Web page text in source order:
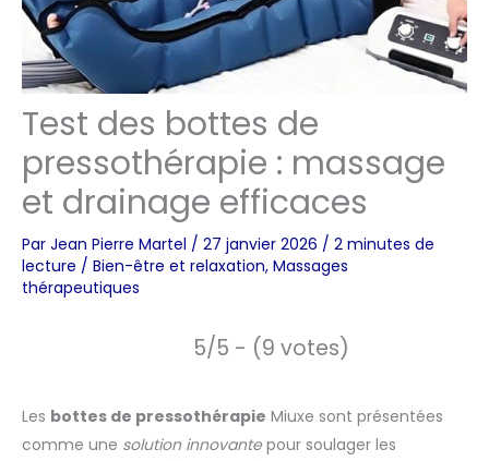
Test des bottes de
pressothérapie : massage
et drainage efficaces
Par Jean Pierre Martel / 27 janvier 2026 / 2 minutes de
lecture / Bien-être et relaxation, Massages
thérapeutiques
5/5 - (9 votes)
Les bottes de pressothérapie Miuxe sont présentées
comme une solution innovantepour soulager les